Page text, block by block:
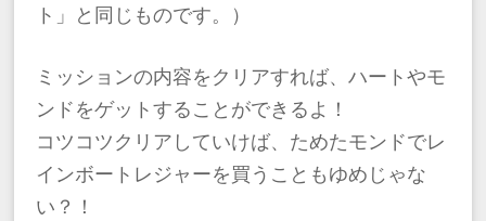
ト」と同じものです。）
ミッションの内容をクリアすれば、ハートやモ
ンドをゲットすることができるよ！
コツコツクリアしていけば、ためたモンドでレ
インボートレジャーを買うこともゆめじゃな
い？！